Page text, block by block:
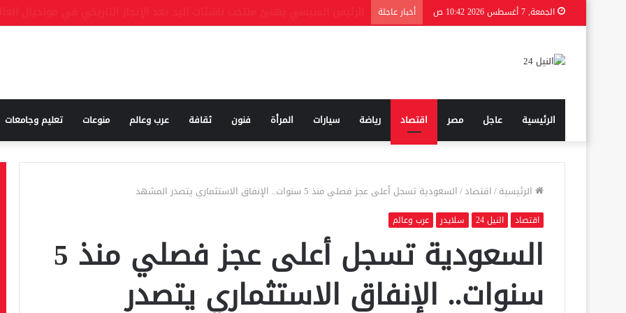
الجمعة, 7 أغسطس 2026 10:42 ص أخبار عاجلة
الرئيسية عاجل مصر اقتصاد رياضة سيارات المرأة فنون ثقافة عرب وعالم منوعات تعليم وجامعات
الرئيسية/اقتصاد/السعودية تسجل أعلى عجز فصلي منذ 5 سنوات.. الإنفاق الاستثماري يتصدر المشهد
اقتصاد النيل 24 سلايدر عرب وعالم
السعودية تسجل أعلى عجز فصلي منذ 5
سنوات.. الإنفاق الاستثماري يتصدر